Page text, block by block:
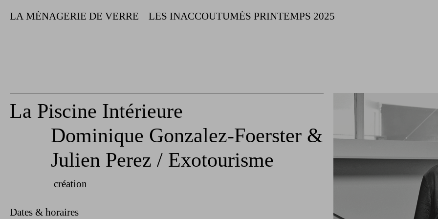
LA MÉNAGERIE DE VERRE LES INACCOUTUMÉS PRINTEMPS 2025
La Piscine Intérieure
Dominique Gonzalez-Foerster &
Julien Perez / Exotourisme
création
Dates & horaires